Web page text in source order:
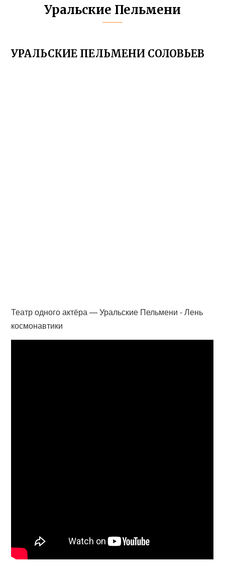
Уральские Пельмени
УРАЛЬСКИЕ ПЕЛЬМЕНИ СОЛОВЬЕВ
Театр одного актёра — Уральские Пельмени - Лень
космонавтики